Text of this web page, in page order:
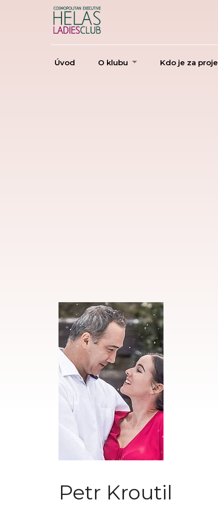
Úvod O klubu Kdo je za
Petr Kroutil